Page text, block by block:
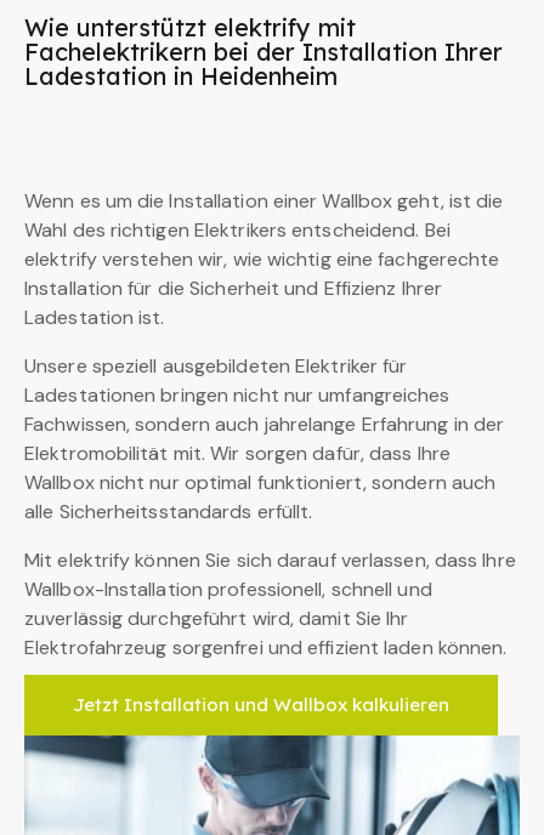
Wie unterstützt elektrify mit
Fachelektrikern bei der Installation Ihrer
Ladestation in Heidenheim
Wenn es um die Installation einer Wallbox geht, ist die
Wahl des richtigen Elektrikers entscheidend. Bei
elektrify verstehen wir, wie wichtig eine fachgerechte
Installation für die Sicherheit und Effizienz Ihrer
Ladestation ist.
Unsere speziell ausgebildeten Elektriker für
Ladestationen bringen nicht nur umfangreiches
Fachwissen, sondern auch jahrelange Erfahrung in der
Elektromobilität mit. Wir sorgen dafür, dass Ihre
Wallbox nicht nur optimal funktioniert, sondern auch
alle Sicherheitsstandards erfüllt.
Mit elektrify können Sie sich darauf verlassen, dass Ihre
Wallbox-Installation professionell, schnell und
zuverlässig durchgeführt wird, damit Sie Ihr
Elektrofahrzeug sorgenfrei und effizient laden können.
Jetzt Installation und Wallbox kalkulieren